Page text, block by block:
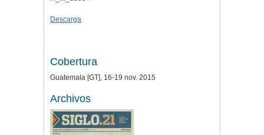
Descarga
Cobertura
Guatemala [GT], 16-19 nov. 2015
Archivos